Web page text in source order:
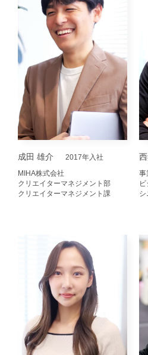
成田 雄介
2017年入社
MIHA株式会社
クリエイターマネジメント部
クリエイターマネジメント課
事
シ